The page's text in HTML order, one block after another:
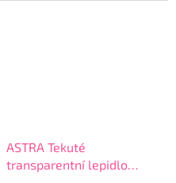
ASTRA Tekuté
transparentní lepidlo